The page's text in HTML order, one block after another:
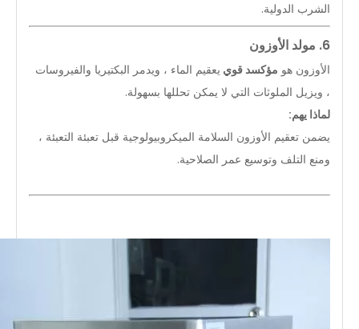
الشرب الدولية.
6. مولد الأوزون
الأوزون هو مؤكسد قوي يعقيم الماء ، ويدمر البكتيريا والفيروسات
، ويزيل الملوثات التي لا يمكن تحللها بسهولة.
لماذا يهم:
يضمن تعقيم الأوزون السلامة الميكروبيولوجية قبل تعبئة التعبئة ،
ومنع التلف وتوسيع عمر الصلاحية.